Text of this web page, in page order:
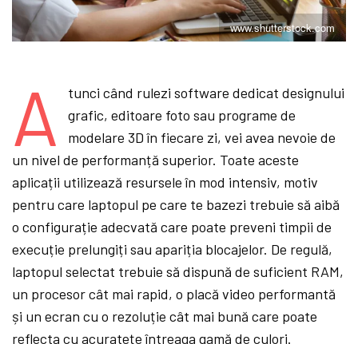
www.shutterstock.com
A
tunci când rulezi software dedicat designului
grafic, editoare foto sau programe de
modelare 3D în fiecare zi, vei avea nevoie de
un nivel de performanță superior. Toate aceste
aplicații utilizează resursele în mod intensiv, motiv
pentru care laptopul pe care te bazezi trebuie să aibă
o configurație adecvată care poate preveni timpii de
execuție prelungiți sau apariția blocajelor. De regulă,
laptopul selectat trebuie să dispună de suficient RAM,
un procesor cât mai rapid, o placă video performantă
și un ecran cu o rezoluție cât mai bună care poate
reflecta cu acuratețe întreaga gamă de culori.